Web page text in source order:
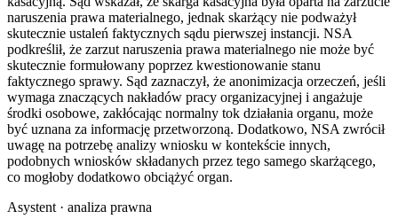
naruszenia prawa materialnego, jednak skarżący nie podważył
skutecznie ustaleń faktycznych sądu pierwszej instancji. NSA
podkreślił, że zarzut naruszenia prawa materialnego nie może być
skutecznie formułowany poprzez kwestionowanie stanu
faktycznego sprawy. Sąd zaznaczył, że anonimizacja orzeczeń, jeśli
wymaga znaczących nakładów pracy organizacyjnej i angażuje
środki osobowe, zakłócając normalny tok działania organu, może
być uznana za informację przetworzoną. Dodatkowo, NSA zwrócił
uwagę na potrzebę analizy wniosku w kontekście innych,
podobnych wniosków składanych przez tego samego skarżącego,
co mogłoby dodatkowo obciążyć organ.
Asystent · analiza prawna